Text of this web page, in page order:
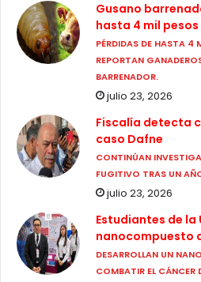
Gusano
hasta 4 mil
PÉRDIDAS DE HASTA 4
REPORTAN
BARRENADOR.
julio 23, 2026
Fiscalía detecta
caso Dafne
CONTINÚAN
FUGITIVO TRAS UN
julio 23, 2026
Estudiantes de la
nanocompuesto
DESARROLLAN UN
COMBATIR EL CÁNCER